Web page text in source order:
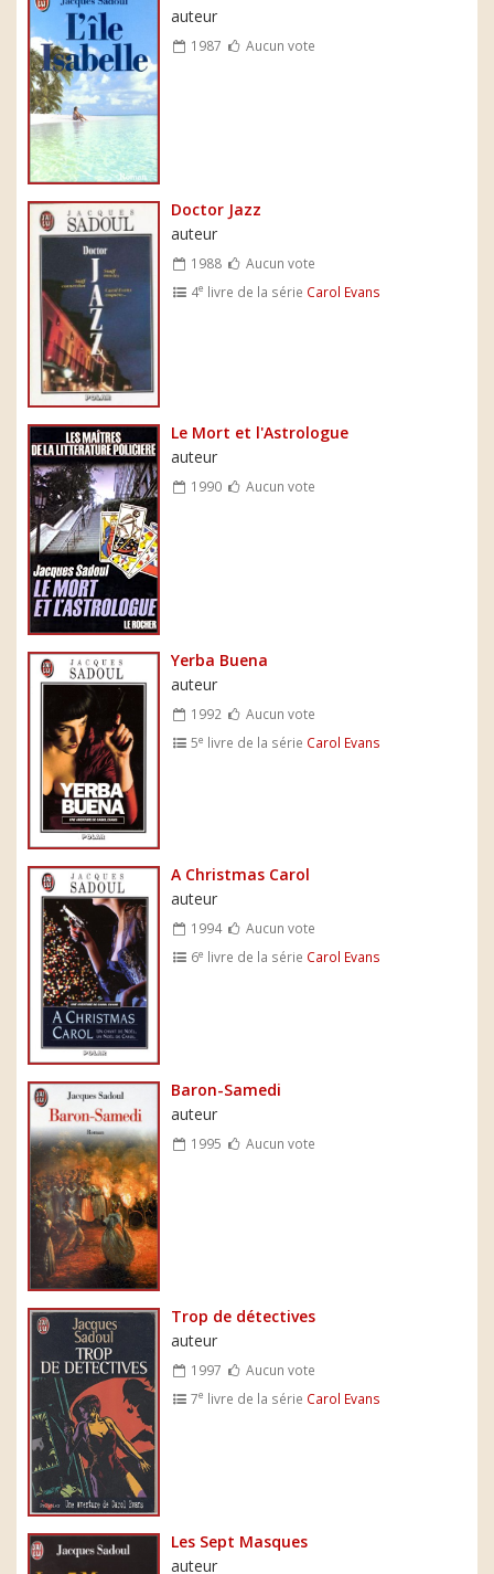
auteur
1987 Aucun vote
Doctor Jazz
auteur
1988
Aucun vote
4e livre de la série Carol Evans
Le Mort et l'Astrologue
auteur
1990 Aucun vote
Yerba Buena
auteur
1992
Aucun vote
5e livre de la série Carol Evans
A Christmas Carol
auteur
1994
Aucun vote
6e livre de la série Carol Evans
Baron-Samedi
auteur
1995 Aucun vote
Trop de détectives
auteur
1997
Aucun vote
7e livre de la série Carol Evans
Les Sept Masques
auteur